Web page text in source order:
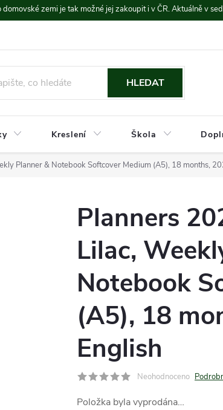
zemi je tak možné jej zakoupit i v ČR. Aktuálně v
HLEDAT
Kreslení Škola
Planner & Notebook Softcover Medium (A5), 18 months,
Planners
Lilac,
Notebook
(A5), 18
English
Neohodnoceno
Položka byla vyprodána…